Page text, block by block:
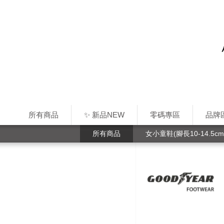
所有商品 ✨ 新品NEW 零碼專區 品牌
所有商品 女小童鞋(腳長10-